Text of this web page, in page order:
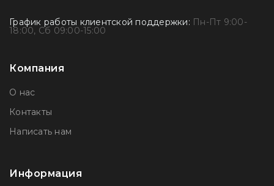
График работы клиентской поддержки: Пн-Пт 9:00-
18:00, Сб 09:00-15:00
Компания
О нас
Контакты
Написать нам
Информация